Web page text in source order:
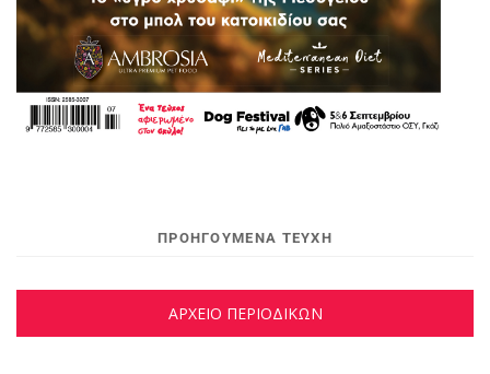
ΠΡΟΗΓΟΥΜΕΝΑ ΤΕΥΧΗ
ΑΡΧΕΙΟ ΠΕΡΙΟΔΙΚΩΝ